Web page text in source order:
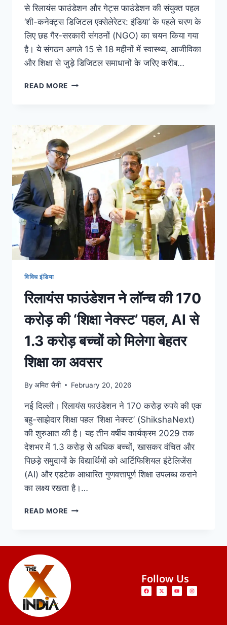
से रिलायंस फाउंडेशन और गेट्स फाउंडेशन की संयुक्त पहल
‘शी-कनेक्ट्स डिजिटल एक्सेलेरेटर: इंडिया’ के पहले चरण के
लिए छह गैर-सरकारी संगठनों (NGO) का चयन किया गया
है। ये संगठन अगले 15 से 18 महीनों में स्वास्थ्य, आजीविका
और शिक्षा से जुड़े डिजिटल समाधानों के जरिए करीब…
READ MORE
विविध इंडिया
रिलायंस फाउंडेशन ने लॉन्च की 170
करोड़ की ‘शिक्षा नेक्स्ट’ पहल, AI से
1.3 करोड़ बच्चों को मिलेगा बेहतर
शिक्षा का अवसर
By अमित सैनी February 20, 2026
नई दिल्ली। रिलायंस फाउंडेशन ने 170 करोड़ रुपये की एक
बहु-साझेदार शिक्षा पहल ‘शिक्षा नेक्स्ट’ (ShikshaNext)
की शुरुआत की है। यह तीन वर्षीय कार्यक्रम 2029 तक
देशभर में 1.3 करोड़ से अधिक बच्चों, खासकर वंचित और
पिछड़े समुदायों के विद्यार्थियों को आर्टिफिशियल इंटेलिजेंस
(AI) और एडटेक आधारित गुणवत्तापूर्ण शिक्षा उपलब्ध कराने
का लक्ष्य रखता है।…
READ MORE
Follow Us